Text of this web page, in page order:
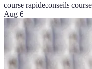
course rapideconseils course
Aug 6